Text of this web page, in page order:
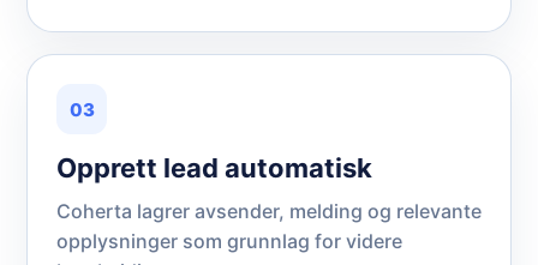
03
Opprett lead automatisk
Coherta lagrer avsender, melding og relevante
opplysninger som grunnlag for videre